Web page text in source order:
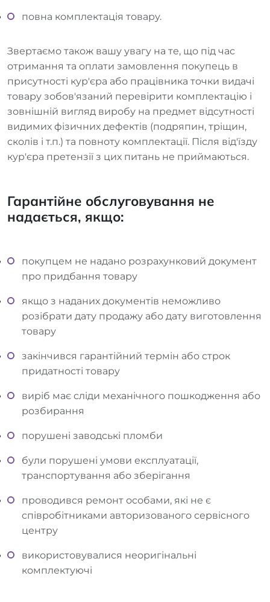
повна комплектація товару.
Звертаємо також вашу увагу на те, що під час
отримання та оплати замовлення покупець в
присутності кур'єра або працівника точки видачі
товару зобов'язаний перевірити комплектацію і
зовнішній вигляд виробу на предмет відсутності
видимих фізичних дефектів (подряпин, тріщин,
сколів і т.п.) та повноту комплектації. Після від'їзду
кур'єра претензії з цих питань не приймаються.
Гарантійне обслуговування не
надається, якщо:
покупцем не надано розрахунковий документ
про придбання товару
якщо з наданих документів неможливо
розібрати дату продажу або дату виготовлення
товару
закінчився гарантійний термін або строк
придатності товару
виріб має сліди механічного пошкодження або
розбирання
порушені заводські пломби
були порушені умови експлуатації,
транспортування або зберігання
проводився ремонт особами, які не є
співробітниками авторизованого сервісного
центру
використовувалися неоригінальні
комплектуючі